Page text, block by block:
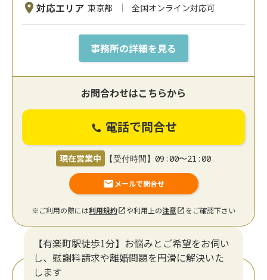
対応エリア 東京都 全国オンライン対応可
事務所の詳細を見る
お問合わせはこちらから
電話で問合せ
現在営業中 【受付時間】09:00〜21:00
メールで問合せ
※ご利用の際には利用規約 や利用上の注意 をご確認下さい
【有楽町駅徒歩1分】お悩みとご希望をお伺い
し、慰謝料請求や離婚問題を円滑に解決いた
します